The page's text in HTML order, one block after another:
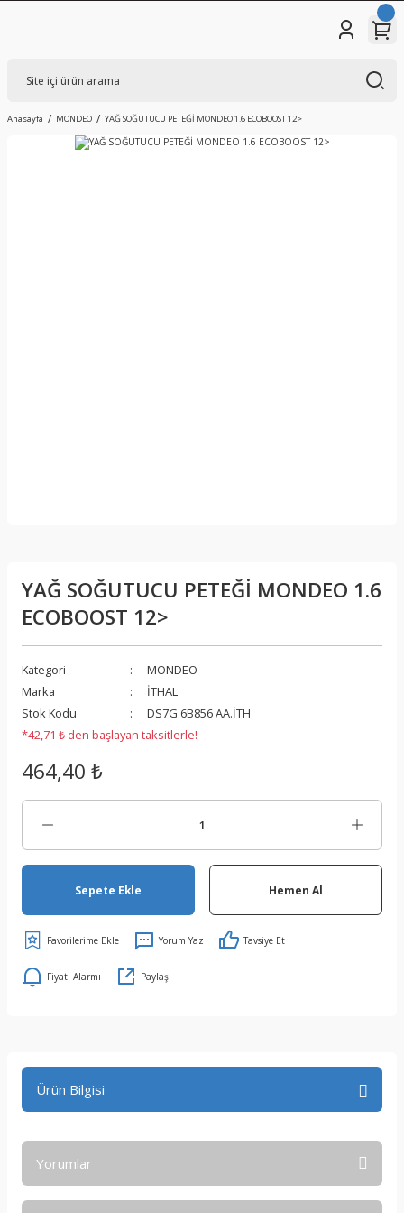
Anasayfa MONDEO YAĞ SOĞUTUCU PETEĞİ MONDEO 1.6 ECOBOOST 12>
YAĞ SOĞUTUCU PETEĞİ MONDEO 1.6
ECOBOOST 12>
Kategori
MONDEO
Marka
İTHAL
Stok Kodu
DS7G 6B856 AA.İTH
*42,71 ₺ den başlayan taksitlerle!
464,40 ₺
Sepete Ekle Hemen Al
Yorum Yaz Tavsiye Et
Fiyatı Alarmı Paylaş
Ürün Bilgisi
Yorumlar